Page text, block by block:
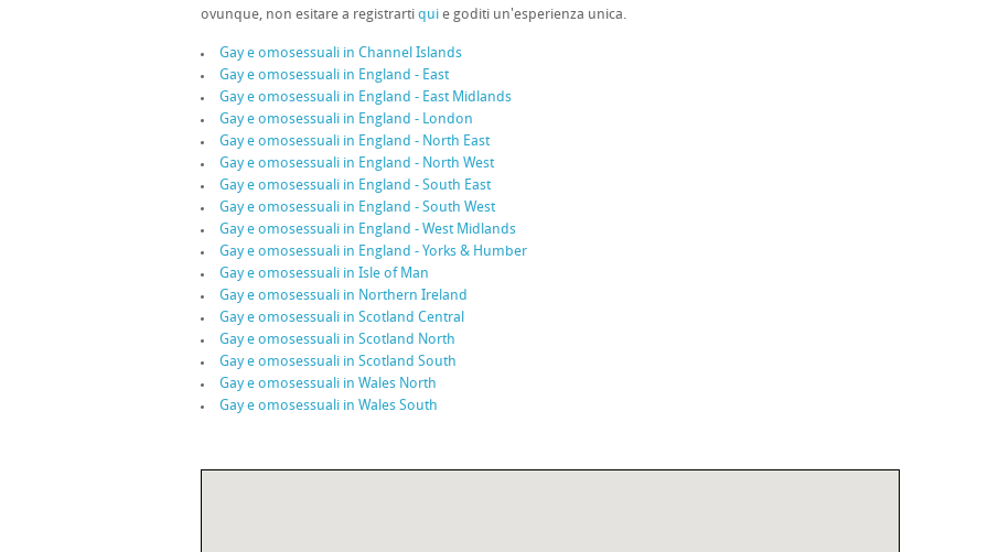
ovunque, non esitare a registrarti qui e goditi un'esperienza unica.
Gay e omosessuali in Channel Islands
Gay e omosessuali in England - East
Gay e omosessuali in England - East Midlands
Gay e omosessuali in England - London
Gay e omosessuali in England - North East
Gay e omosessuali in England - North West
Gay e omosessuali in England - South East
Gay e omosessuali in England - South West
Gay e omosessuali in England - West Midlands
Gay e omosessuali in England - Yorks & Humber
Gay e omosessuali in Isle of Man
Gay e omosessuali in Northern Ireland
Gay e omosessuali in Scotland Central
Gay e omosessuali in Scotland North
Gay e omosessuali in Scotland South
Gay e omosessuali in Wales North
Gay e omosessuali in Wales South